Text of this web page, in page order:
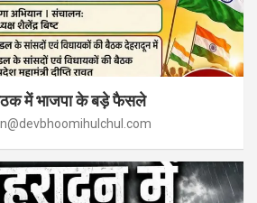
में भाजपा के बड़े फैसले